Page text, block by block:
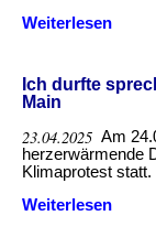
Weiterlesen
label
as
Ich durfte
Main
23.04.2025 Am
herzerwärmende
Klimaprotest statt.
Weiterlesen